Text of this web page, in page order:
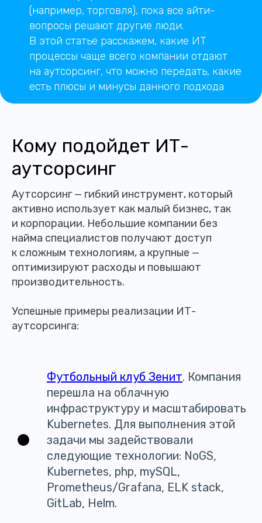
(например, торговля), пока все айти-
вопросы решают другие люди.
В этой статье расскажем, какие ИТ
процессы чаще всего компании отдают
на аутсорсинг, что можно передать, какие
есть плюсы и минусы данного подхода
Кому подойдет ИТ-
аутсорсинг
Аутсорсинг — гибкий инструмент, который
активно использует как малый бизнес, так
и корпорации. Небольшие компании без
найма специалистов получают доступ
к сложным технологиям, а крупные —
оптимизируют расходы и повышают
производительность.
Успешные примеры реализации ИТ-
аутсорсинга:
Футбольный клуб Зенит. Компания
перешла на облачную
инфраструктуру и масштабировать
Kubernetes. Для выполнения этой
задачи мы задействовали
следующие технологии: NoGS,
Kubernetes, php, mySQL,
Prometheus/Grafana, ELK stack,
GitLab, Helm.